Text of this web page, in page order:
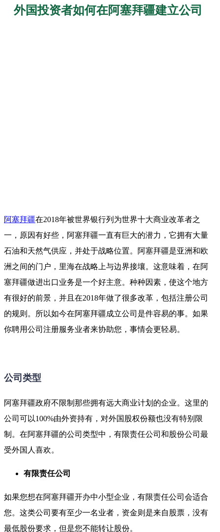
外国投资者如何在阿塞拜疆建立公司
阿塞拜疆在2018年被世界银行列为世界十大商业改革者之
一，原因有好些，阿塞拜疆一直有巨大的潜力，它拥有大量
石油和天然气供应，并处于战略位置。阿塞拜疆是亚洲和欧
洲之间的门户，里海在战略上与边界接壤。这意味着，在阿
塞拜疆做进出口业务是一个好主意。种种因素，使这个地方
有很好的前景，并且在2018年做了很多改革，包括注册公司
的规则。所以如今在阿塞拜疆成立公司是件容易的事。如果
你聘用公司注册服务业者来协助您，事情会更轻易。
公司类型
阿塞拜疆政府不限制那些拥有远大商业计划的企业。这里的
公司可以100%由外资持有，对外国股权份额也没有特别限
制。在阿塞拜疆的公司类型中，有限责任公司和股份公司最
受外国人喜欢。
有限责任公司
如果您想在阿塞拜疆开办中小型企业，有限责任公司会适合
您。这类公司要有至少一名业者，资金则是来自股票，没有
最低股份要求，但是您不能转让股份。